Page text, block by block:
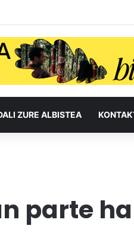
ZURE ALBISTEA
parte